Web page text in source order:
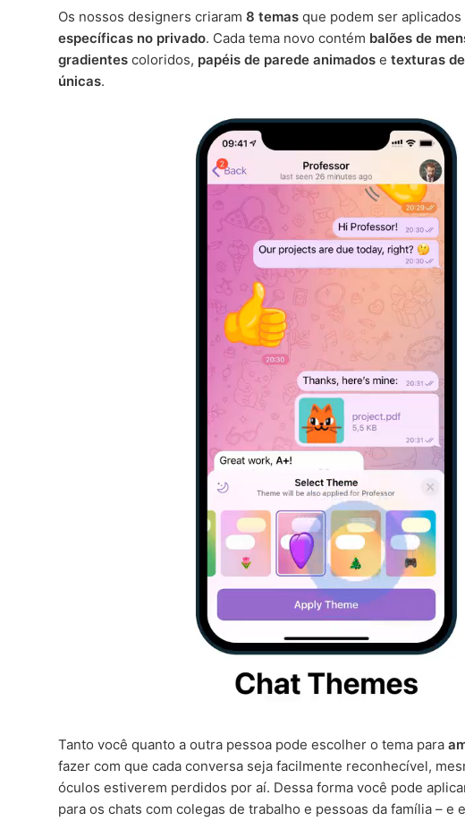
Os nossos designers criaram 8 temas que podem ser aplicados
específicas no privado. Cada tema novo contém balões de
gradientes coloridos, papéis de parede animados e texturas
únicas.
Tanto você quanto a outra pessoa pode escolher o tema para
fazer com que cada conversa seja facilmente reconhecível,
óculos estiverem perdidos por aí. Dessa forma você pode
para os chats com colegas de trabalho e pessoas da família – e